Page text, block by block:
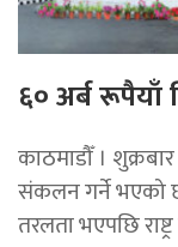
६० अर्ब रूपैयाँ
काठमाडौँ ।
संकलन गर्ने भएको
तरलता भएपछि